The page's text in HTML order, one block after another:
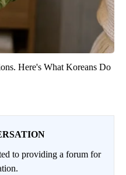
Here's What Koreans Do
to providing a forum for